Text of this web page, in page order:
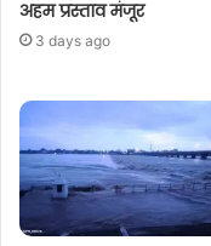
अहम प्रस्ताव मंजूर
3 days ago